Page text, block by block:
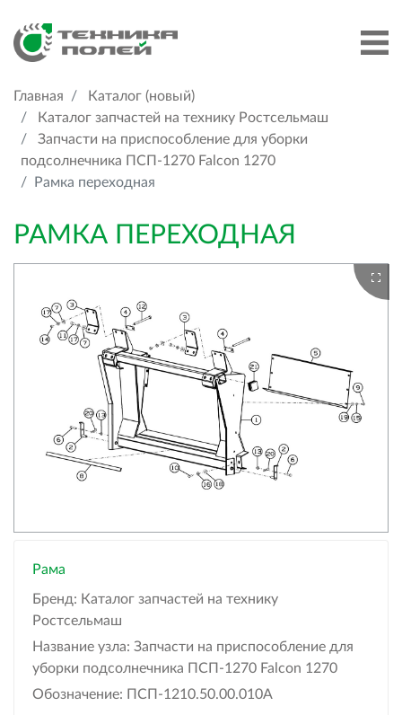
Главная
Каталог (новый)
Каталог запчастей на технику Ростсельмаш
Запчасти на приспособление для уборки
подсолнечника ПСП-1270 Falcon 1270
Рамка переходная
РАМКА ПЕРЕХОДНАЯ
Рама
Бренд: Каталог запчастей на технику
Ростсельмаш
Название узла: Запчасти на приспособление для
уборки подсолнечника ПСП-1270 Falcon 1270
Обозначение: ПСП-1210.50.00.010А